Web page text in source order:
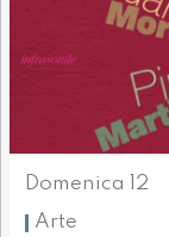
Domenica 12
Arte